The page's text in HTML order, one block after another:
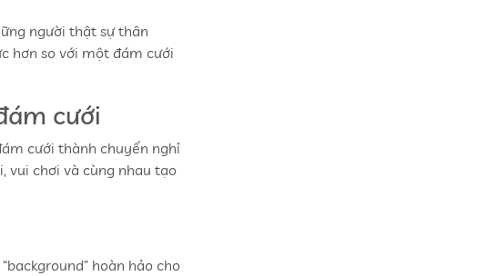
người thật sự thân
hơn so với một đám cưới
cưới
cưới thành chuyến nghỉ
vui chơi và cùng nhau tạo
hoàn hảo cho